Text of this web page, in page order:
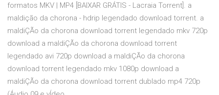
formatos MKV | MP4 [BAIXAR GRÁTIS - Lacraia Torrent]. a
maldição da chorona - hdrip legendado download torrent. a
maldiÇÃo da chorona download torrent legendado mkv 720p
download a maldiÇÃo da chorona download torrent
legendado avi 720p download a maldiÇÃo da chorona
download torrent legendado mkv 1080p download a
maldiÇÃo da chorona download torrent dublado mp4 720p